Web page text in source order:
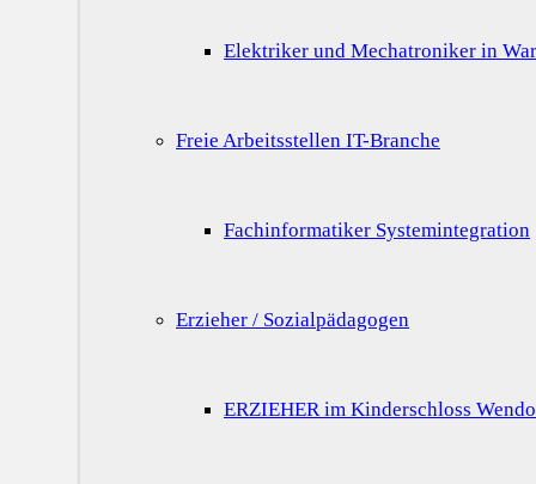
Elektriker und Mechatroniker in
Freie Arbeitsstellen IT-Branche
Fachinformatiker Systemintegration
Erzieher / Sozialpädagogen
ERZIEHER im Kinderschloss